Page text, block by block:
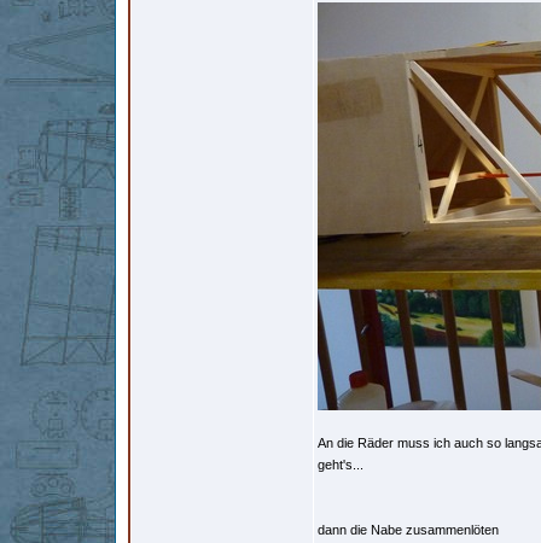
An die Räder muss ich auch so
geht's...
dann die Nabe zusammenlöten